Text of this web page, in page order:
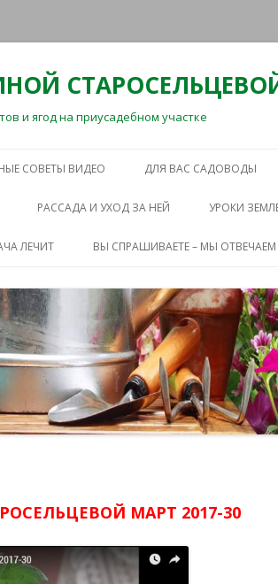
и ягод на приусадебном участке
содержимому
СОВЕТЫ ВИДЕО ДЛЯ ВАС САДОВОДЫ
РАССАДА И УХОД ЗА НЕЙ УРОКИ
ЛЕЧИТ ВЫ СПРАШИВАЕТЕ – МЫ ОТВЕЧАЕМ
МАРТ 2017-30